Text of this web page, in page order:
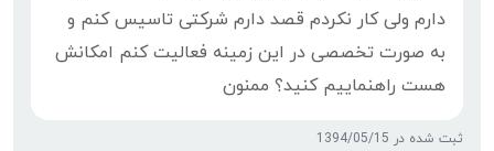
دارم ولی کار نکردم قصد دارم شرکتی تاسیس کنم و
به صورت تخصصی در این زمینه فعالیت کنم امکانش
هست راهنماییم کنید؟ ممنون
ثبت شده در 1394/05/15